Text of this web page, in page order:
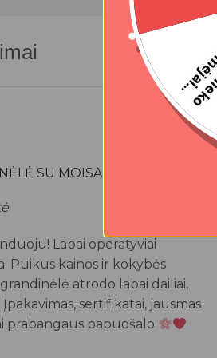
SU MOISANITU
Labai operatyviai
Puikus kainos ir kokybės
atrodo labai dailiai,
sertifikatai, jausmas
prabangaus papuošalo